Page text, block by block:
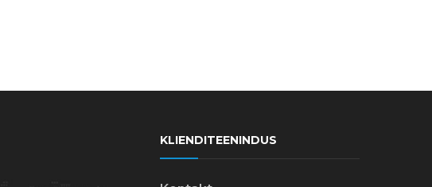
KLIENDITEENINDUS